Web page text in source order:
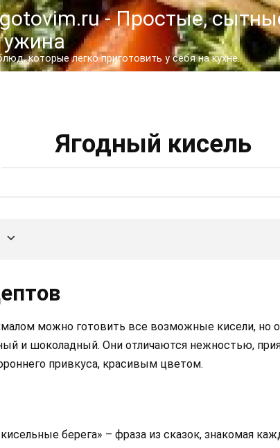
- Простые,
ужина
которые легко приготовить у себя на кухне.
Ягодный кисель
можно готовить все возможные кисели, но
и шоколадный. Они отличаются нежностью,
привкуса, красивым цветом.
берега» – фраза из сказок, знакомая